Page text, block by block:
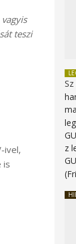
teszi
ivel,
is
z